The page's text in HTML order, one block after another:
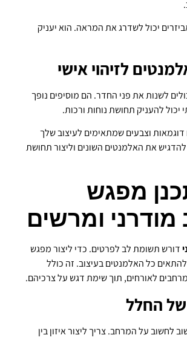
יכול לשדרג את המראה. הוא יעניק
לזיהוי אישי
לשנות את פני החדר. הם מוסיפים נופך
יכול להעניק תחושת נוחות ורכות.
וצבעים שמתאימים לעיצוב שלך
את האלמנטים השונים וליצור תחושת
מפגש
מודרני ומרשים
דורש תשומת לב לפרטים. כדי ליצור מפגש
כל האלמנטים בעיצוב. זה כולל
לאורחים, תוך שימת דגש על צרכיהם.
של החלל
לחשוב על המרחב. צריך ליצור איזון בין